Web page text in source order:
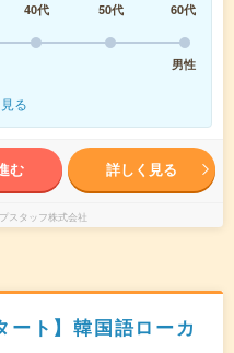
40代 50代
60代
男性
る
む 詳しく見る
スタッフ株式会社
ート】韓国語ローカ